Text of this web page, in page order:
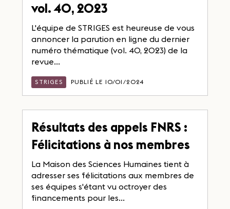
vol. 40, 2023
L'équipe de STRIGES est heureuse de vous
annoncer la parution en ligne du dernier
numéro thématique (vol. 40, 2023) de la
revue...
STRIGES PUBLIÉ LE 10/01/2024
Résultats des appels FNRS :
Félicitations à nos membres
La Maison des Sciences Humaines tient à
adresser ses félicitations aux membres de
ses équipes s'étant vu octroyer des
financements pour les...